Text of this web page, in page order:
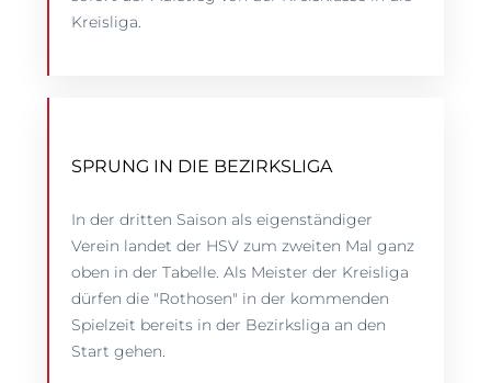
Kreisliga.
SPRUNG IN DIE BEZIRKSLIGA
In der dritten Saison als eigenständiger
Verein landet der HSV zum zweiten Mal ganz
oben in der Tabelle. Als Meister der Kreisliga
dürfen die "Rothosen" in der kommenden
Spielzeit bereits in der Bezirksliga an den
Start gehen.